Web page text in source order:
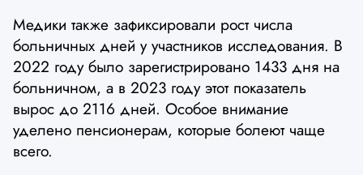
Медики также зафиксировали рост числа
больничных дней у участников исследования. В
2022 году было зарегистрировано 1433 дня на
больничном, а в 2023 году этот показатель
вырос до 2116 дней. Особое внимание
уделено пенсионерам, которые болеют чаще
всего.